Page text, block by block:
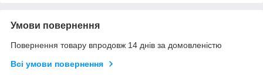
Умови повернення
Повернення товару впродовж 14 днів за домовленістю
Всі умови повернення